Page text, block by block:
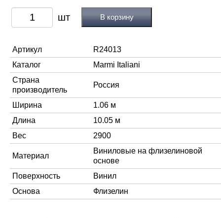
В корзину
Артикул
R24013
Каталог
Marmi Italiani
Страна
производитель
Россия
Ширина
1.06 м
Длина
10.05 м
Вес
2900
Материал
Виниловые на флизелиновой
основе
Поверхность
Винил
Основа
Флизелин